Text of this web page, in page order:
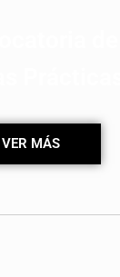
VER MÁS